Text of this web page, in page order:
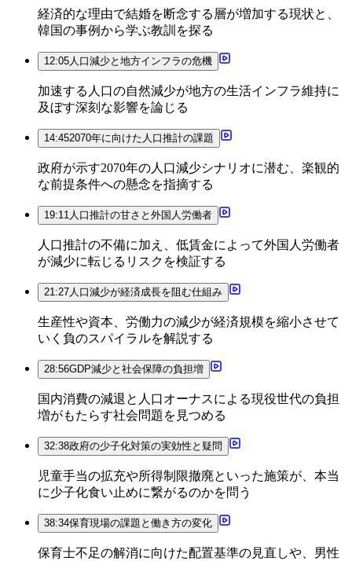
経済的な理由で結婚を断念する層が増加する現状と、
韓国の事例から学ぶ教訓を探る
12:05人口減少と地方インフラの危機
加速する人口の自然減少が地方の生活インフラ維持に
及ぼす深刻な影響を論じる
14:452070年に向けた人口推計の課題
政府が示す2070年の人口減少シナリオに潜む、楽観的
な前提条件への懸念を指摘する
19:11人口推計の甘さと外国人労働者
人口推計の不備に加え、低賃金によって外国人労働者
が減少に転じるリスクを検証する
21:27人口減少が経済成長を阻む仕組み
生産性や資本、労働力の減少が経済規模を縮小させて
いく負のスパイラルを解説する
28:56GDP減少と社会保障の負担増
国内消費の減退と人口オーナスによる現役世代の負担
増がもたらす社会問題を見つめる
32:38政府の少子化対策の実効性と疑問
児童手当の拡充や所得制限撤廃といった施策が、本当
に少子化食い止めに繋がるのかを問う
38:34保育現場の課題と働き方の変化
保育士不足の解消に向けた配置基準の見直しや、男性